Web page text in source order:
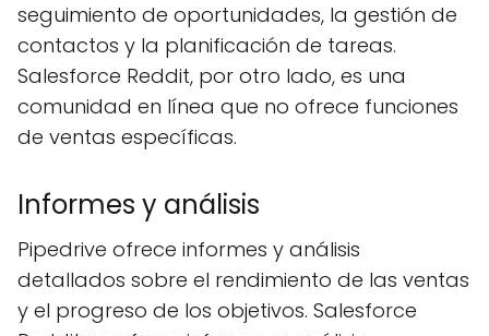
seguimiento de oportunidades, la gestión de
contactos y la planificación de tareas.
Salesforce Reddit, por otro lado, es una
comunidad en línea que no ofrece funciones
de ventas específicas.
Informes y análisis
Pipedrive ofrece informes y análisis
detallados sobre el rendimiento de las ventas
y el progreso de los objetivos. Salesforce